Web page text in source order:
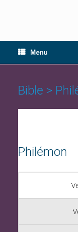
Menu
Bible >
Philémon